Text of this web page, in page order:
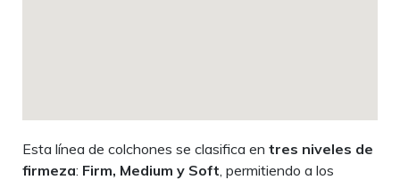
Esta línea de colchones se clasifica en tres niveles de
firmeza: Firm, Medium y Soft , permitiendo a los